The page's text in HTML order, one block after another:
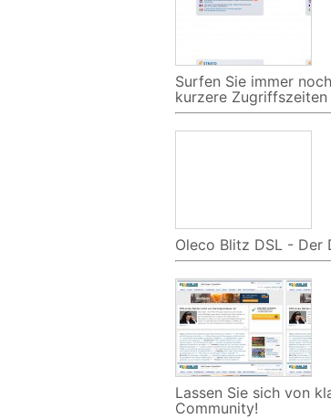
Surfen Sie immer
kurzere
Oleco Blitz DSL - Der
Lassen Sie sich von
Community!